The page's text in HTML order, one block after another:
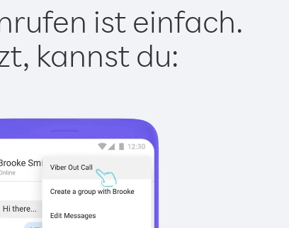
ist einfach.
kannst du: